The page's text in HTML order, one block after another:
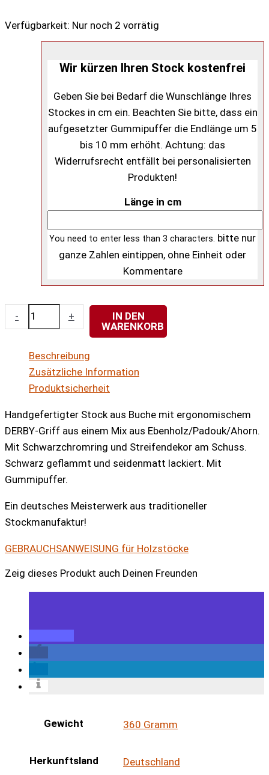
Verfügbarkeit: Nur noch 2 vorrätig
Wir kürzen Ihren Stock kostenfrei
Geben Sie bei Bedarf die Wunschlänge Ihres
Stockes in cm ein. Beachten Sie bitte, dass ein
aufgesetzter Gummipuffer die Endlänge um 5
bis 10 mm erhöht. Achtung: das
Widerrufsrecht entfällt bei personalisierten
Produkten!
Länge in cm
You need to enter less than 3 characters. bitte nur
ganze Zahlen eintippen, ohne Einheit oder
Kommentare
-
Ergonomischer
Derby
Menge
+
IN DEN
WARENKORB
Beschreibung
Zusätzliche Information
Produktsicherheit
Handgefertigter Stock aus Buche mit ergonomischem
DERBY-Griff aus einem Mix aus Ebenholz/Padouk/Ahorn.
Mit Schwarzchromring und Streifendekor am Schuss.
Schwarz geflammt und seidenmatt lackiert. Mit
Gummipuffer.
Ein deutsches Meisterwerk aus traditioneller
Stockmanufaktur!
GEBRAUCHSANWEISUNG für Holzstöcke
Zeig dieses Produkt auch Deinen Freunden
Gewicht 360 Gramm
Herkunftsland Deutschland